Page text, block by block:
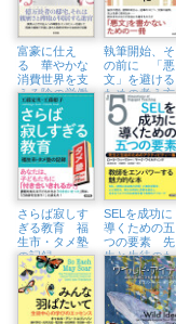
富豪に仕え
る 華やかな
消費世界を支
える陰の労働
者たち
執筆開始、そ
の前に 「悪
文」を避ける
ための考え方
さらば寂しす
ぎる教育 福
生市・タメ塾
の記録
SELを成功に
導くための五
つの要素 先
生と生徒のた
めのアクティ
ビティー集